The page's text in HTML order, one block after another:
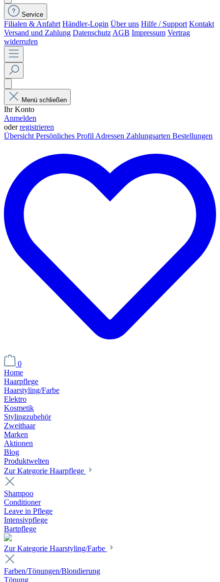
Service
Filialen & Anfahrt Händler-Login Über uns Hilfe / Support Kontakt
Versand und Zahlung Datenschutz AGB Impressum Vertrag
widerrufen
Menü schließen
Ihr Konto
Anmelden
oderregistrieren
Übersicht Persönliches Profil Adressen Zahlungsarten Bestellungen
0
Home
Haarpflege
Haarstyling/Farbe
Elektro
Kosmetik
Stylingzubehör
Zweithaar
Marken
Aktionen
Blog
Produktwelten
Zur Kategorie Haarpflege
Shampoo
Conditioner
Leave in Pflege
Intensivpflege
Bartpflege
Zur Kategorie Haarstyling/Farbe
Farben/Tönungen/Blondierung
Tönung